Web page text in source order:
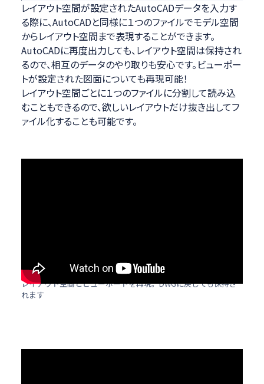
レイアウト空間が設定されたAutoCADデータを入力す
る際に、AutoCADと同様に１つのファイルでモデル空間
からレイアウト空間まで表現することができます。
AutoCADに再度出力しても、レイアウト空間は保持され
るので、相互のデータのやり取りも安心です。ビューポー
トが設定された図面についても再現可能！
レイアウト空間ごとに１つのファイルに分割して読み込
むこともできるので、欲しいレイアウトだけ抜き出してフ
ァイル化することも可能です。
レイアウト空間とビューポートを再現。DWGに戻しても保持さ
れます